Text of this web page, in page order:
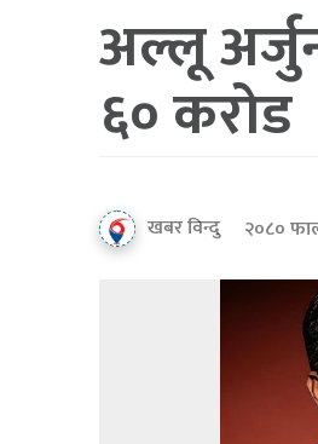
अल्लू
६० करोड
खबर विन्दु २०८०